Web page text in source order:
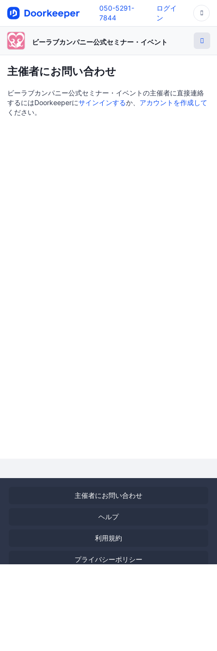
050-5291-
7844
ログイ
ン
ビーラブカンパニー公式セミナー・イベント
主催者にお問い合わせ
ビーラブカンパニー公式セミナー・イベントの主催者に直接連絡
するにはDoorkeeperにサインインするか、 アカウントを作成して
ください。
主催者にお問い合わせ
ヘルプ
利用規約
プライバシーポリシー